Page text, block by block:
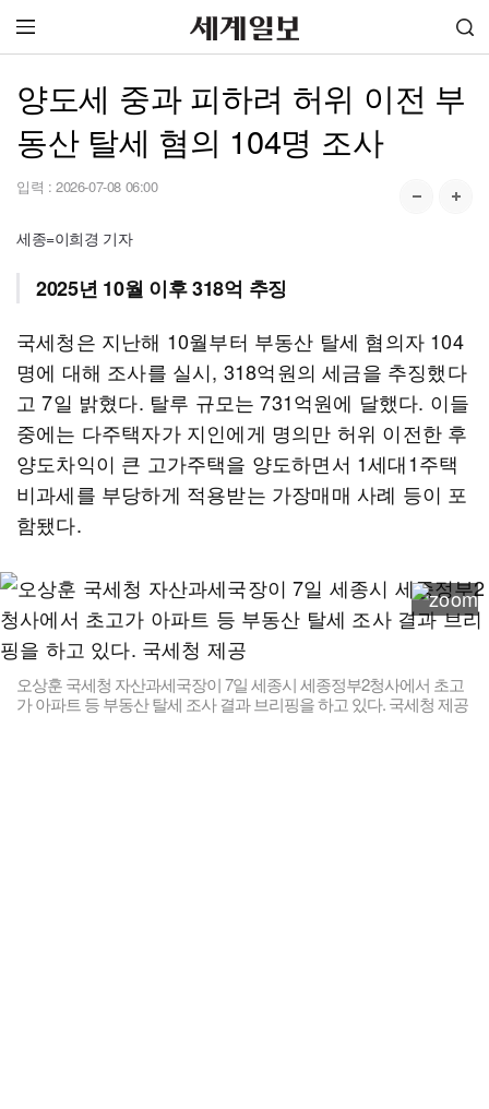
양도세 중과 피하려 허위 이전 부
동산 탈세 혐의 104명 조사
입력 : 2026-07-08 06:00
세종=이희경 기자
2025년 10월 이후 318억 추징
국세청은 지난해 10월부터 부동산 탈세 혐의자 104
명에 대해 조사를 실시, 318억원의 세금을 추징했다
고 7일 밝혔다. 탈루 규모는 731억원에 달했다. 이들
중에는 다주택자가 지인에게 명의만 허위 이전한 후
양도차익이 큰 고가주택을 양도하면서 1세대1주택
비과세를 부당하게 적용받는 가장매매 사례 등이 포
함됐다.
오상훈 국세청 자산과세국장이 7일 세종시 세종정부2청사에서 초고
가 아파트 등 부동산 탈세 조사 결과 브리핑을 하고 있다. 국세청 제공